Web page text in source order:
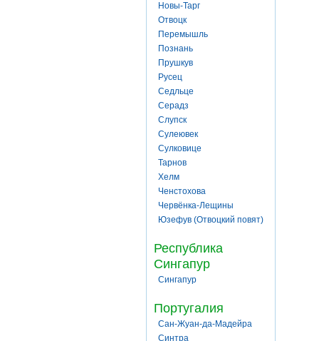
Новы-Тарг
Отвоцк
Перемышль
Познань
Прушкув
Русец
Седльце
Серадз
Слупск
Сулеювек
Сулковице
Тарнов
Хелм
Ченстохова
Червёнка-Лещины
Юзефув (Отвоцкий повят)
Республика
Сингапур
Сингапур
Португалия
Сан-Жуан-да-Мадейра
Синтра